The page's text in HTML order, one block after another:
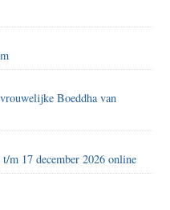
Boeddha van
m 17 december 2026 online